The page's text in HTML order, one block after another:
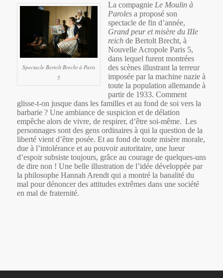
Spectacle Bertolt Brecht à Paris
5
La compagnie Le Moulin à
Parolesa proposé son
spectacle de fin d’année,
Grand peur et misère du IIIe
reichde Bertolt Brecht, à
Nouvelle Acropole Paris 5,
dans lequel furent montrées
des scènes illustrant la terreur
imposée par la machine nazie à
toute la population allemande à
partir de 1933. Comment
glisse-t-on jusque dans les familles et au fond de soi vers la
barbarie ? Une ambiance de suspicion et de délation
empêche alors de vivre, de respirer, d’être soi-même. Les
personnages sont des gens ordinaires à qui la question de la
liberté vient d’être posée. Et au fond de toute misère morale,
due à l’intolérance et au pouvoir autoritaire, une lueur
d’espoir subsiste toujours, grâce au courage de quelques-uns
de dire non ! Une belle illustration de l’idée développée par
la philosophe Hannah Arendt qui a montré la banalité du
mal pour dénoncer des attitudes extrêmes dans une société
en mal de fraternité.